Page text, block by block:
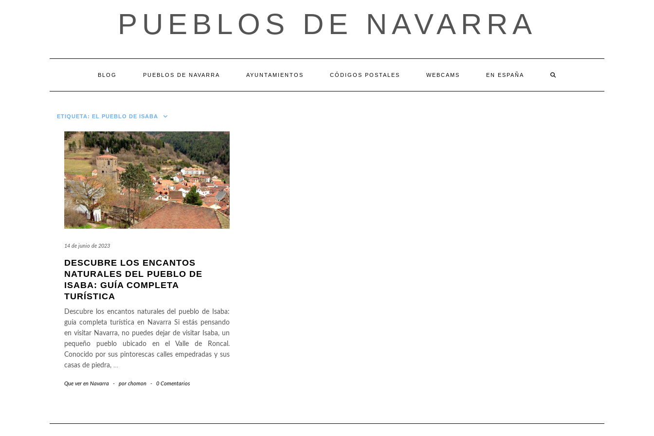
PUEBLOS DE NAVARRA
BLOG PUEBLOS DE NAVARRA AYUNTAMIENTOS CÓDIGOS POSTALES WEBCAMS EN ESPAÑA
ETIQUETA: EL PUEBLO DE ISABA
14 de junio de 2023
DESCUBRE LOS ENCANTOS
NATURALES DEL PUEBLO DE
ISABA: GUÍA COMPLETA
TURÍSTICA
Descubre los encantos naturales del pueblo de Isaba:
guía completa turística en Navarra Si estás pensando
en visitar Navarra, no puedes dejar de visitar Isaba, un
pequeño pueblo ubicado en el Valle de Roncal.
Conocido por sus pintorescas calles empedradas y sus
casas de piedra, …
Que ver en Navarra - por chomon - 0 Comentarios